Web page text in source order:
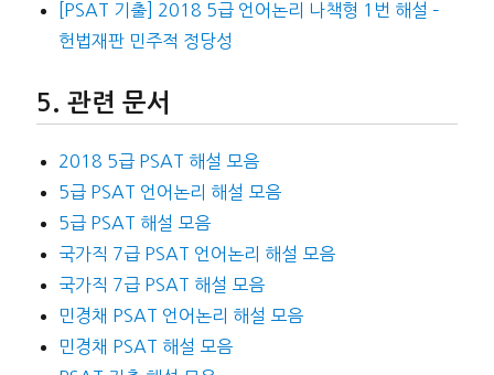
[PSAT 기출] 2018 5급 언어논리 나책형 1번 해설 –
헌법재판 민주적 정당성
관련 문서
2018 5급 PSAT 해설 모음
5급 PSAT 언어논리 해설 모음
5급 PSAT 해설 모음
국가직 7급 PSAT 언어논리 해설 모음
국가직 7급 PSAT 해설 모음
민경채 PSAT 언어논리 해설 모음
민경채 PSAT 해설 모음